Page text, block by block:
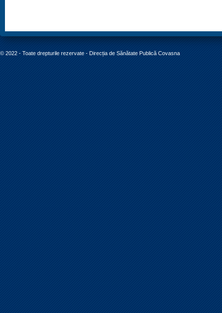
© 2022 - Toate drepturile rezervate - Direcția de Sănătate Publică Covasna